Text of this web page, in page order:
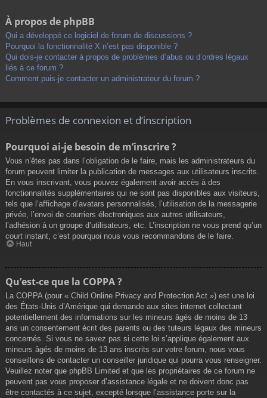
À propos de phpBB
Qui a développé ce logiciel de forum de discussions ?
Pourquoi la fonctionnalité X n’est pas disponible ?
Qui dois-je contacter à propos de problèmes d’abus ou d’ordres légaux
liés à ce forum ?
Comment puis-je contacter un administrateur du forum ?
Problèmes de connexion et d’inscription
Pourquoi ai-je besoin de m’inscrire ?
Vous n’êtes pas dans l’obligation de le faire, mais les administrateurs du
forum peuvent limiter la publication de messages aux utilisateurs inscrits.
En vous inscrivant, vous pouvez également avoir accès à des
fonctionnalités supplémentaires qui ne sont pas disponibles aux visiteurs,
tels que l’affichage d’avatars personnalisés, l’utilisation de la messagerie
privée, l’envoi de courriers électroniques aux autres utilisateurs,
l’adhésion à un groupe d’utilisateurs, etc. L’inscription ne vous prend qu’un
court instant, c’est pourquoi nous vous recommandons de le faire.
Haut
Qu’est-ce que la COPPA ?
La COPPA (pour « Child Online Privacy and Protection Act ») est une loi
des États-Unis d’Amérique qui demande aux sites internet collectant
potentiellement des informations sur les mineurs âgés de moins de 13
ans un consentement écrit des parents ou des tuteurs légaux des mineurs
concernés. Si vous ne savez pas si cette loi s’applique également aux
mineurs âgés de moins de 13 ans inscrits sur votre forum, nous vous
conseillons de contacter un conseiller juridique qui pourra vous renseigner.
Veuillez noter que phpBB Limited et que les propriétaires de ce forum ne
peuvent pas vous proposer d’assistance légale et ne doivent donc pas
être contactés à ce sujet, excepté lorsque l’assistance porte sur la